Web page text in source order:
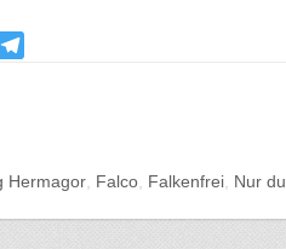
Hermagor Falco Falkenfrei Nur du